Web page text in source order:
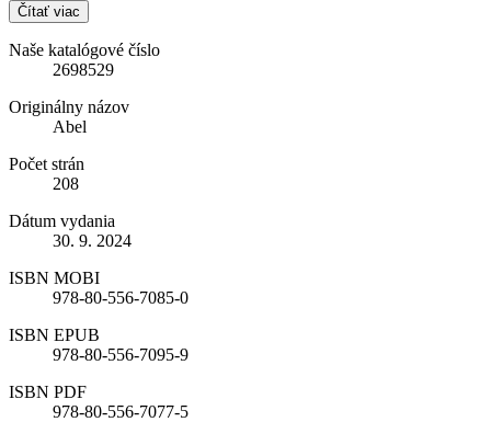
Čítať viac
Naše katalógové číslo
2698529
Originálny názov
Abel
Počet strán
208
Dátum vydania
30. 9. 2024
ISBN MOBI
978-80-556-7085-0
ISBN EPUB
978-80-556-7095-9
ISBN PDF
978-80-556-7077-5